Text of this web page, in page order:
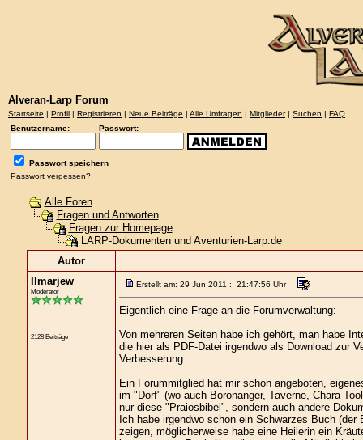
Alveran-Larp Forum
Startseite | Profil | Registrieren | Neue Beiträge | Alle Umfragen | Mitglieder| Suchen | FAQ
Benutzername:
Passwort:
Passwort speichern
Passwort vergessen?
Alle Foren
Fragen und Antworten
Fragen zur Homepage
LARP-Dokumenten und Aventurien-Larp.de
Autor
Ilmarjew
Moderator
2128 Beiträge
Erstellt am: 29 Jun 2011 : 21:47:56 Uhr
Eigentlich eine Frage an die Forumverwaltung:
Von mehreren Seiten habe ich gehört, man habe
die hier als PDF-Datei irgendwo als Download zur
Verbesserung.
Ein Forummitglied hat mir schon angeboten,
im "Dorf" (wo auch Boronanger, Taverne, Chara-
nur diese "Praiosbibel", sondern auch andere
Ich habe irgendwo schon ein Schwarzes Buch
zeigen, möglicherweise habe eine Heilerin ein